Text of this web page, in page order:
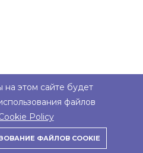
этом сайте будет
файлов
Policy
ФАЙЛОВ COOKIE